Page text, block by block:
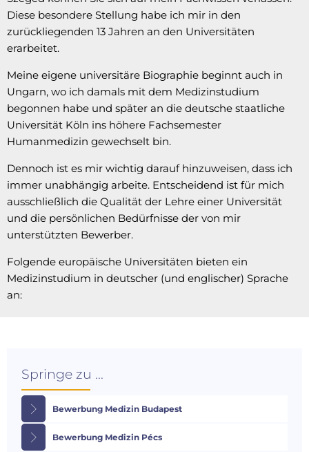
Diese besondere Stellung habe ich mir in den
zurückliegenden 13 Jahren an den Universitäten
erarbeitet.
Meine eigene universitäre Biographie beginnt auch in
Ungarn, wo ich damals mit dem Medizinstudium
begonnen habe und später an die deutsche staatliche
Universität Köln ins höhere Fachsemester
Humanmedizin gewechselt bin.
Dennoch ist es mir wichtig darauf hinzuweisen, dass ich
immer unabhängig arbeite. Entscheidend ist für mich
ausschließlich die Qualität der Lehre einer Universität
und die persönlichen Bedürfnisse der von mir
unterstützten Bewerber.
Folgende europäische Universitäten bieten ein
Medizinstudium in deutscher (und englischer) Sprache
an:
Springe zu ...
Bewerbung Medizin Budapest
Bewerbung Medizin Pécs